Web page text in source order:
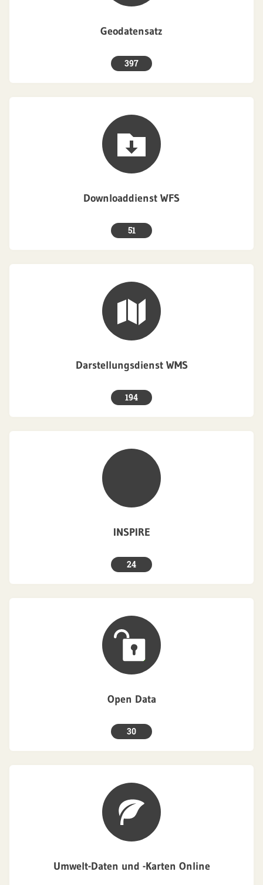
Geodatensatz
397
Downloaddienst WFS
51
Darstellungsdienst WMS
194
INSPIRE
24
Open Data
30
Umwelt-Daten und -Karten Online